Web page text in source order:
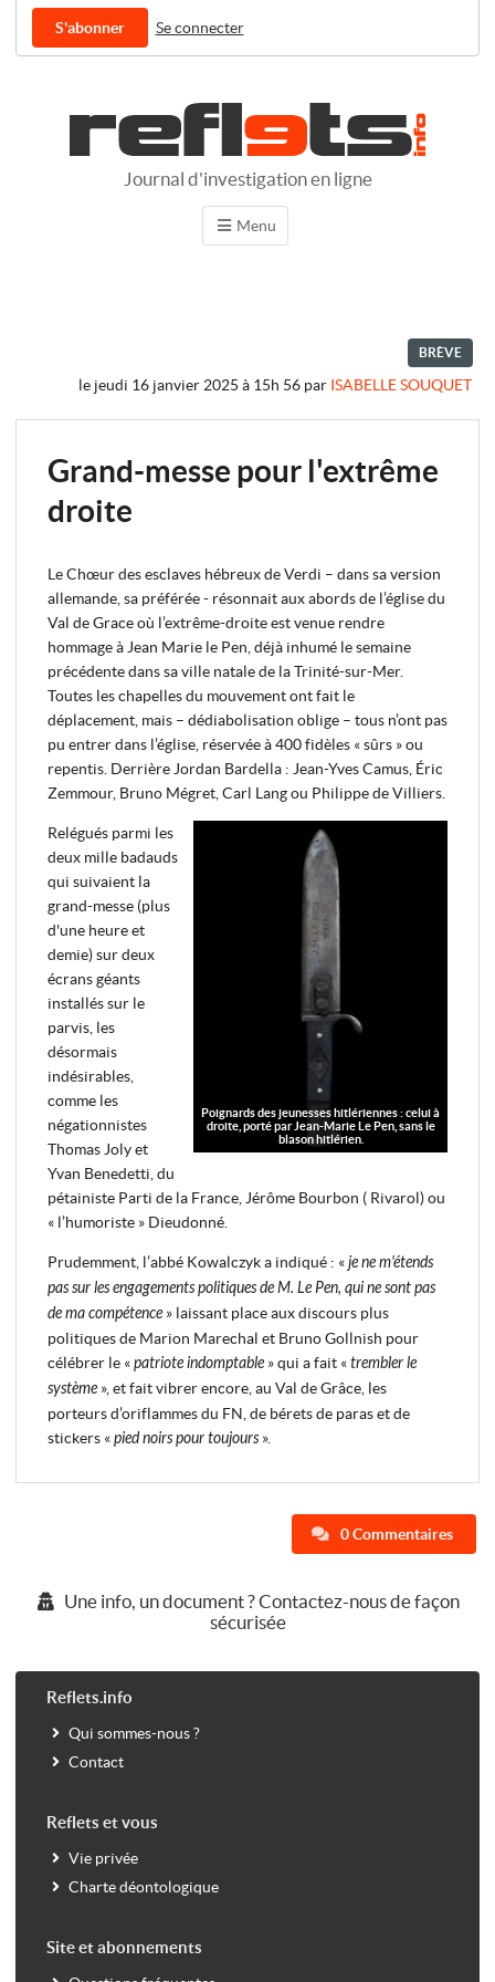
S'abonner Se connecter
Journal d'investigation en ligne
Menu
BRÈVE
le jeudi 16 janvier 2025 à 15h 56 par ISABELLE SOUQUET
Grand-messe pour l'extrême
droite
Le Chœur des esclaves hébreux de Verdi – dans sa version
allemande, sa préférée - résonnait aux abords de l’église du
Val de Grace où l’extrême-droite est venue rendre
hommage à Jean Marie le Pen, déjà inhumé le semaine
précédente dans sa ville natale de la Trinité-sur-Mer.
Toutes les chapelles du mouvement ont fait le
déplacement, mais – dédiabolisation oblige – tous n’ont pas
pu entrer dans l’église, réservée à 400 fidèles « sûrs » ou
repentis. Derrière Jordan Bardella : Jean-Yves Camus, Éric
Zemmour, Bruno Mégret, Carl Lang ou Philippe de Villiers.
Poignards des jeunesses hitlériennes : celui à
droite, porté par Jean-Marie Le Pen, sans le
blason hitlérien.
Relégués parmi les
deux mille badauds
qui suivaient la
grand-messe (plus
d'une heure et
demie) sur deux
écrans géants
installés sur le
parvis, les
désormais
indésirables,
comme les
négationnistes
Thomas Joly et
Yvan Benedetti, du
pétainiste Parti de la France, Jérôme Bourbon ( Rivarol) ou
« l’humoriste » Dieudonné.
Prudemment, l’abbé Kowalczyk a indiqué : «je ne m'étends
pas sur les engagements politiques de M. Le Pen, qui ne sont pas
de ma compétence » laissant place aux discours plus
politiques de Marion Marechal et Bruno Gollnish pour
célébrer le «patriote indomptable » qui a fait «trembler le
système », et fait vibrer encore, au Val de Grâce, les
porteurs d’oriflammes du FN, de bérets de paras et de
stickers «pied noirs pour toujours ».
0 Commentaires
Une info, un document ? Contactez-nous de façon
sécurisée
Reflets.info
Qui sommes-nous ?
Contact
Reflets et vous
Vie privée
Charte déontologique
Site et abonnements